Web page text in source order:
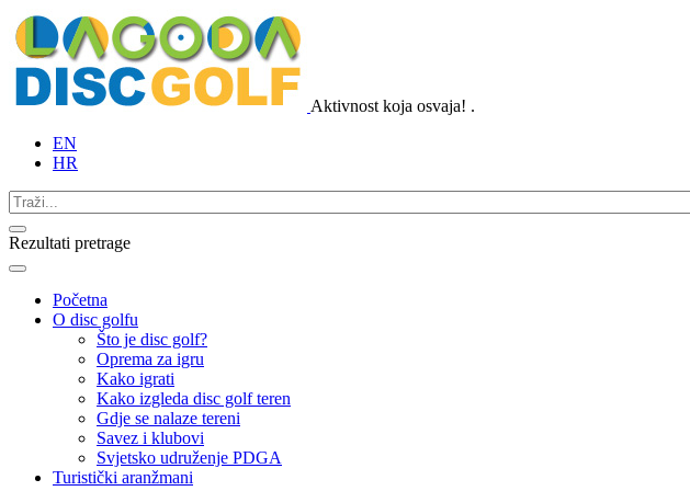
Aktivnost koja osvaja! .
EN
HR
Rezultati pretrage
Početna
O disc golfu
Što je disc golf?
Oprema za igru
Kako igrati
Kako izgleda disc golf teren
Gdje se nalaze tereni
Savez i klubovi
Svjetsko udruženje PDGA
Turistički aranžmani